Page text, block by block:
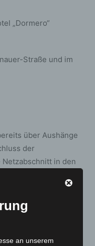
„Dormero“
Straße und im
über Aushänge
der
in den
gefüllt und
erfolgen
entlang der
rechnet die EPL mit
Projekts im April.
an unserem